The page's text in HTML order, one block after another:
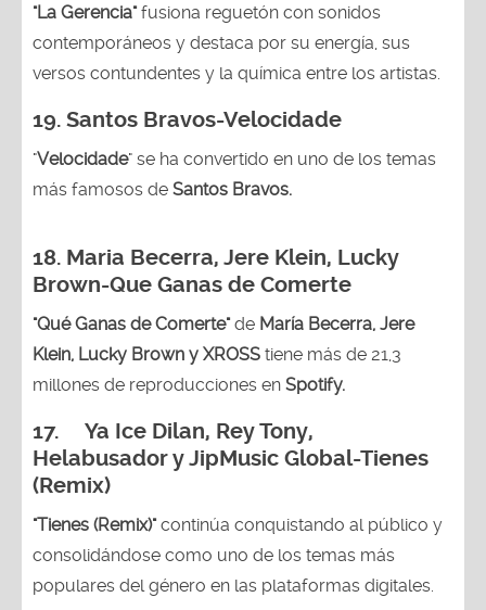
"La Gerencia"fusiona reguetón con sonidos
contemporáneos y destaca por su energía, sus
versos contundentes y la química entre los artistas.
19. Santos Bravos-Velocidade
"Velocidade" se ha convertido en uno de los temas
más famosos de Santos Bravos.
18. Maria Becerra, Jere Klein, Lucky
Brown-Que Ganas de Comerte
"Qué Ganas de Comerte"de María Becerra, Jere
Klein, Lucky Brown y XROSS tiene más de 21,3
millones de reproducciones en Spotify.
17. Ya Ice Dilan, Rey Tony,
Helabusador y JipMusic Global-Tienes
(Remix)
"Tienes (Remix)"continúa conquistando al público y
consolidándose como uno de los temas más
populares del género en las plataformas digitales.